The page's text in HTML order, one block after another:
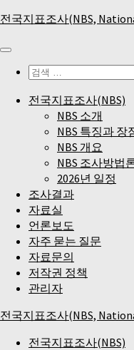
Skip
content
전국지표조사(NBS,
검
전국지표조사(NBS)
NBS 소개
NBS 특징과 장
NBS 개요
NBS 조사방법
2026년 일정
조사결과
자료실
언론보도
자주 묻는 질문
자료문의
저작권 정책
관리자
전국지표조사(NBS,
전국지표조사(NBS)